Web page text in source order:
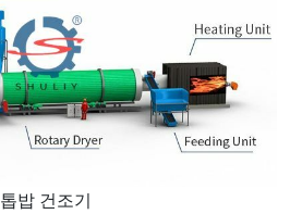
톱밥 건조기